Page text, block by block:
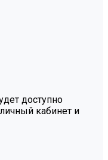
доступно
кабинет и